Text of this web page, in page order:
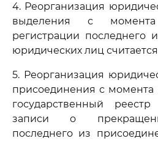
4. Реорганизация
выделения с момента
регистрации последнего
юридических лиц
5. Реорганизация
присоединения с
государственный
записи о
последнего из